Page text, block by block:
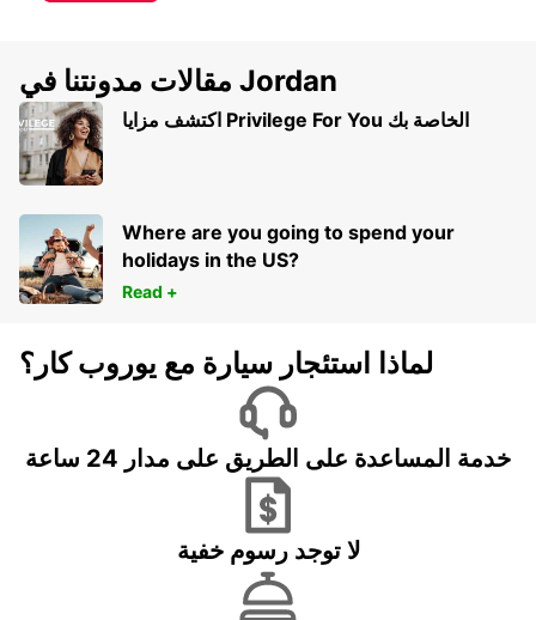
مقالات مدونتنا في Jordan
اكتشف مزايا Privilege For You الخاصة بك
Where are you going to spend your
holidays in the US?
Read +
لماذا استئجار سيارة مع يوروب كار؟
خدمة المساعدة على الطريق على مدار 24 ساعة
لا توجد رسوم خفية